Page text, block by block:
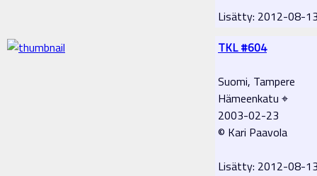
Lisätty: 2012-08-
TKL #604
Suomi, Tampere
Hämeenkatu ⌖
2003-02-23
© Kari Paavola
Lisätty: 2012-08-